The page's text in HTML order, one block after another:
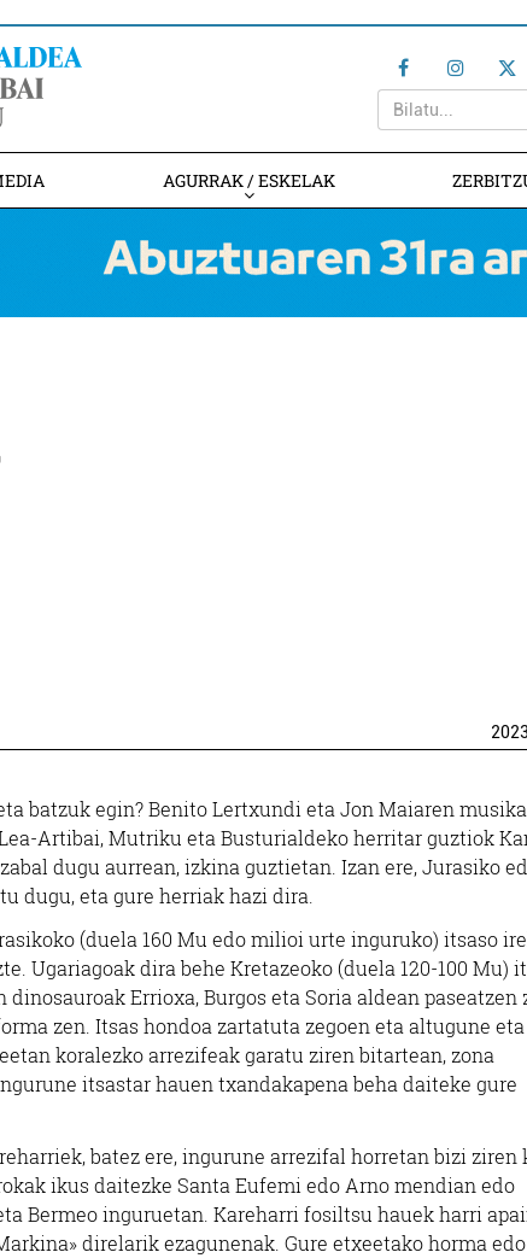
AGURRAK / ESKELAK
2023
batzuk egin? Benito Lertxundi eta Jon Maiaren
Artibai, Mutriku eta Busturialdeko herritar guztiok
dugu aurrean, izkina guztietan. Izan ere, Jurasiko
dugu, eta gure herriak hazi dira.
(duela 160 Mu edo milioi urte inguruko) itsaso
Ugariagoak dira behe Kretazeoko (duela 120-100 Mu)
Errioxa, Burgos eta Soria aldean paseatzen
zen. Itsas hondoa zartatuta zegoen eta altugune eta
koralezko arrezifeak garatu ziren bitartean, zona
itsastar hauen txandakapena beha daiteke gure
batez ere, ingurune arrezifal horretan bizi ziren
ikus daitezke Santa Eufemi edo Arno mendian edo
Bermeo inguruetan. Kareharri fosiltsu hauek harri
direlarik ezagunenak. Gure etxeetako horma edo